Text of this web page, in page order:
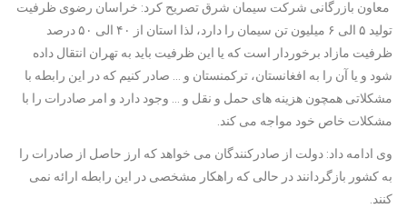
معاون بازرگانی شرکت سیمان شرق تصریح کرد: خراسان رضوی ظرفیت
تولید ۵ الی ۶ میلیون تن سیمان را دارد، لذا استان از ۴۰ الی ۵۰ درصد
ظرفیت مازاد برخوردار است که یا این ظرفیت باید به تهران انتقال داده
شود و یا آن را به افغانستان، ترکمنستان و … صادر کنیم که در این رابطه با
مشکلاتی همچون هزینه های حمل و نقل و … وجود دارد و امر صادرات را با
مشکلات خاص خود مواجه می کند.
وی ادامه داد: دولت از صادرکنندگان می خواهد که ارز حاصل از صادرات را
به کشور بازگردانند در حالی که راهکار مشخصی در این رابطه ارائه نمی
کنند.